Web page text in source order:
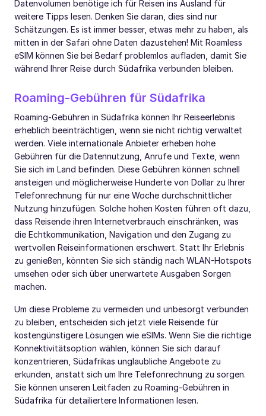
Datenvolumen benötige ich für Reisen ins Ausland für
weitere Tipps lesen. Denken Sie daran, dies sind nur
Schätzungen. Es ist immer besser, etwas mehr zu haben, als
mitten in der Safari ohne Daten dazustehen! Mit Roamless
eSIM können Sie bei Bedarf problemlos aufladen, damit Sie
während Ihrer Reise durch Südafrika verbunden bleiben.
Roaming-Gebühren für Südafrika
Roaming-Gebühren in Südafrika können Ihr Reiseerlebnis
erheblich beeinträchtigen, wenn sie nicht richtig verwaltet
werden. Viele internationale Anbieter erheben hohe
Gebühren für die Datennutzung, Anrufe und Texte, wenn
Sie sich im Land befinden. Diese Gebühren können schnell
ansteigen und möglicherweise Hunderte von Dollar zu Ihrer
Telefonrechnung für nur eine Woche durchschnittlicher
Nutzung hinzufügen. Solche hohen Kosten führen oft dazu,
dass Reisende ihren Internetverbrauch einschränken, was
die Echtkommunikation, Navigation und den Zugang zu
wertvollen Reiseinformationen erschwert. Statt Ihr Erlebnis
zu genießen, könnten Sie sich ständig nach WLAN-Hotspots
umsehen oder sich über unerwartete Ausgaben Sorgen
machen.
Um diese Probleme zu vermeiden und unbesorgt verbunden
zu bleiben, entscheiden sich jetzt viele Reisende für
kostengünstigere Lösungen wie eSIMs. Wenn Sie die richtige
Konnektivitätsoption wählen, können Sie sich darauf
konzentrieren, Südafrikas unglaubliche Angebote zu
erkunden, anstatt sich um Ihre Telefonrechnung zu sorgen.
Sie können unseren Leitfaden zu Roaming-Gebühren in
Südafrika für detailiertere Informationen lesen.